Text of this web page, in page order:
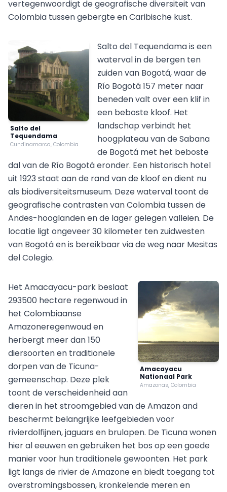
vertegenwoordigt de geografische diversiteit van
Colombia tussen gebergte en Caribische kust.
Salto del
Tequendama
Cundinamarca, Colombia
Salto del Tequendama is een
waterval in de bergen ten
zuiden van Bogotá, waar de
Río Bogotá 157 meter naar
beneden valt over een klif in
een beboste kloof. Het
landschap verbindt het
hoogplateau van de Sabana
de Bogotá met het beboste
dal van de Río Bogotá eronder. Een historisch hotel
uit 1923 staat aan de rand van de kloof en dient nu
als biodiversiteitsmuseum. Deze waterval toont de
geografische contrasten van Colombia tussen de
Andes-hooglanden en de lager gelegen valleien. De
locatie ligt ongeveer 30 kilometer ten zuidwesten
van Bogotá en is bereikbaar via de weg naar Mesitas
del Colegio.
Amacayacu
Nationaal Park
Amazonas, Colombia
Het Amacayacu-park beslaat
293500 hectare regenwoud in
het Colombiaanse
Amazoneregenwoud en
herbergt meer dan 150
diersoorten en traditionele
dorpen van de Ticuna-
gemeenschap. Deze plek
toont de verscheidenheid aan
dieren in het stroomgebied van de Amazon and
beschermt belangrijke leefgebieden voor
rivierdolfijnen, jaguars en brulapen. De Ticuna wonen
hier al eeuwen en gebruiken het bos op een goede
manier voor hun traditionele gewoonten. Het park
ligt langs de rivier de Amazone en biedt toegang tot
overstromingsbossen, kronkelende meren en